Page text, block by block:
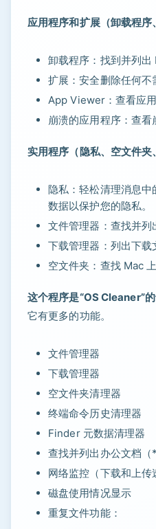
应用程序和扩展（卸载程序
卸载程序：找到并列出
扩展：安全删除任何不
App Viewer：查看应
崩溃的应用程序：查看
实用程序（隐私、空文件夹
隐私：轻松清理消息
数据以保护您的隐私。
文件管理器：查找并
下载管理器：列出下载
空文件夹：查找 Mac
这个程序是“OS Cleaner”的
它有更多的功能。
文件管理器
下载管理器
空文件夹清理器
终端命令历史清理器
Finder 元数据清理器
查找并列出办公文档（
网络监控（下载和上传
磁盘使用情况显示
重复文件功能：